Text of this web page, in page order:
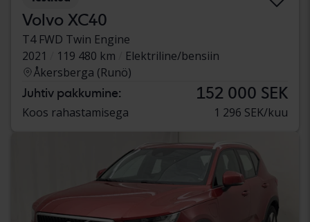
Volvo XC40
T4 FWD Twin Engine
2021
119 480 km
Elektriline/bensiin
Åkersberga (Runö)
Juhtiv pakkumine: 152 000 SEK
Koos rahastamisega 1 296 SEK/kuu